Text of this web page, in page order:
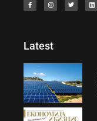
Latest